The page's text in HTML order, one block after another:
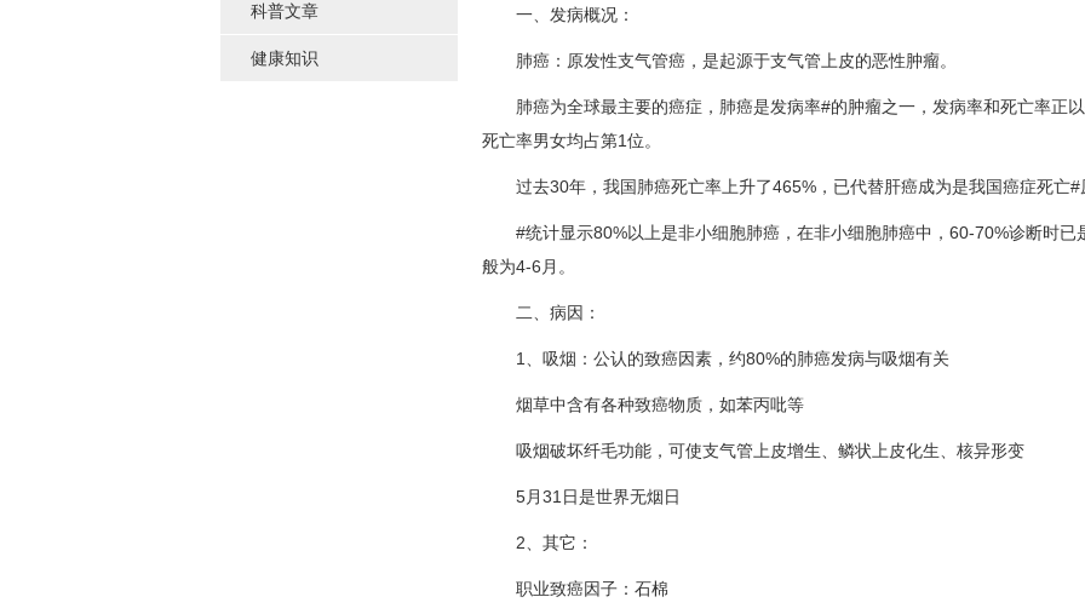
科普文章
健康知识
一、发病概况：
肺癌：原发性支气管癌，是起源于支气管上皮的恶性肿瘤。
肺癌为全球最主要的癌症，肺癌是发病率#的肿瘤之一，发病率和死亡率正以
死亡率男女均占第1位。
过去30年，我国肺癌死亡率上升了465%，已代替肝癌成为是我国癌症死亡#
#统计显示80%以上是非小细胞肺癌，在非小细胞肺癌中，60-70%诊断时已
般为4-6月。
二、病因：
1、吸烟：公认的致癌因素，约80%的肺癌发病与吸烟有关
烟草中含有各种致癌物质，如苯丙吡等
吸烟破坏纤毛功能，可使支气管上皮增生、鳞状上皮化生、核异形变
5月31日是世界无烟日
2、其它：
职业致癌因子：石棉